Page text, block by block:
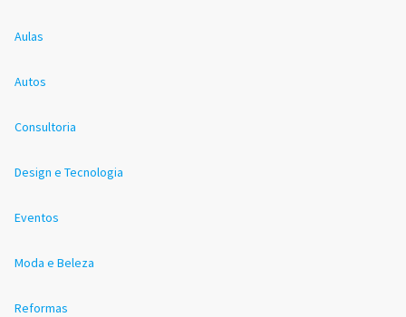
Aulas
Autos
Consultoria
Design e Tecnologia
Eventos
Moda e Beleza
Reformas